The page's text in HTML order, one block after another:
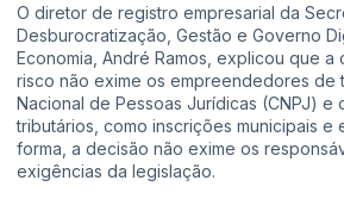
O diretor de registro empresarial da
Desburocratização, Gestão e Governo
Economia, André Ramos, explicou que
risco não exime os empreendedores de
Nacional de Pessoas Jurídicas (CNPJ) e
tributários, como inscrições municipais e
forma, a decisão não exime os
exigências da legislação.